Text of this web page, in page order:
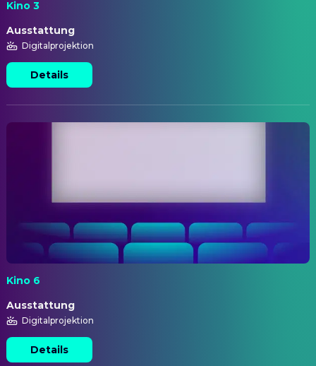
Kino 3
Ausstattung
Digitalprojektion
Details
Kino 6
Ausstattung
Digitalprojektion
Details